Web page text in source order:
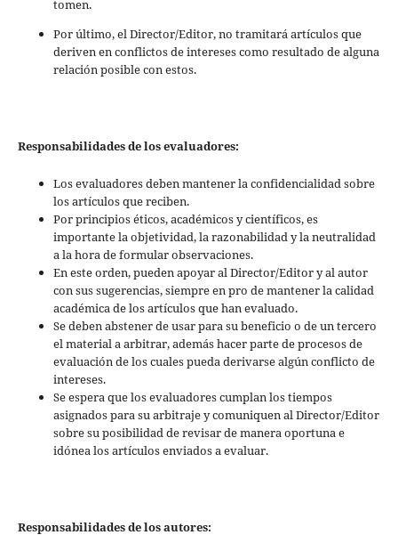
tomen.
Por último, el Director/Editor, no tramitará artículos que
deriven en conflictos de intereses como resultado de alguna
relación posible con estos.
Responsabilidades de los evaluadores:
Los evaluadores deben mantener la confidencialidad sobre
los artículos que reciben.
Por principios éticos, académicos y científicos, es
importante la objetividad, la razonabilidad y la neutralidad
a la hora de formular observaciones.
En este orden, pueden apoyar al Director/Editor y al autor
con sus sugerencias, siempre en pro de mantener la calidad
académica de los artículos que han evaluado.
Se deben abstener de usar para su beneficio o de un tercero
el material a arbitrar, además hacer parte de procesos de
evaluación de los cuales pueda derivarse algún conflicto de
intereses.
Se espera que los evaluadores cumplan los tiempos
asignados para su arbitraje y comuniquen al Director/Editor
sobre su posibilidad de revisar de manera oportuna e
idónea los artículos enviados a evaluar.
Responsabilidades de los autores: